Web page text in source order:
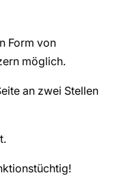
Form von
möglich.
an zwei Stellen